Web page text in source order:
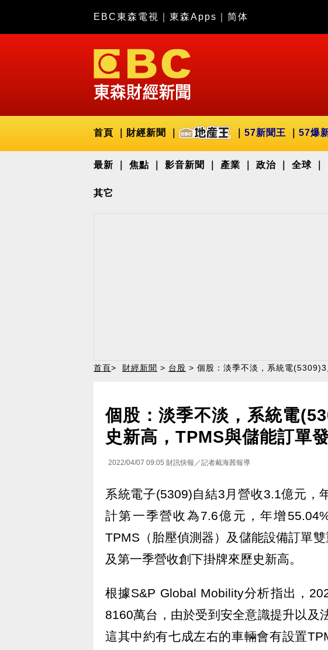
EBC東森電視 東森Apps 简体
首頁 財經新聞 57新聞王 57爆
最新 焦點 影音新聞 產業 政治 全球
其它
首頁> 財經新聞 > 台股 > 個股：淡季不淡，系統電
個股：淡季不淡，系統電
史新高，TPMS與儲能訂單
2022/04/07 09:05 財訊快報／記者戴海茜報導
系統電子(5309)自結3月營收3.1億元，
計第一季營收為7.6億元，年增
TPMS（胎壓偵測器）及儲能設備訂單
及第一季營收創下掛牌來歷史新高。
根據S&P Global Mobility分析指出，
8160萬台，由於受到安全意識提升以及
這其中約有七成左右的車輛會有設置